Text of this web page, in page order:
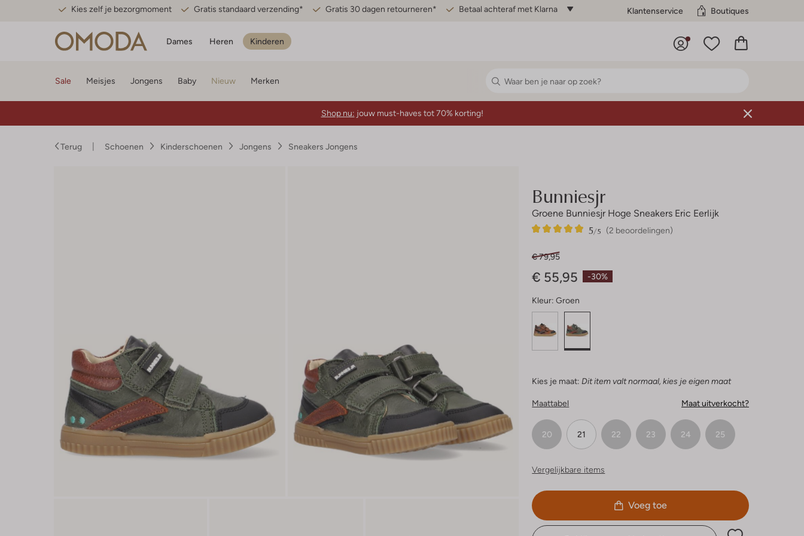
Kies zelf je bezorgmoment Gratis standaard verzending* Gratis 30 dagen retourneren* Betaal achteraf met Klarna Klantenservice Boutiques
Dames Heren Kinderen
Sale Meisjes Jongens Baby Nieuw Merken
Shop nu: jouw must-haves tot 70% korting!
Terug Schoenen Kinderschoenen Jongens Sneakers Jongens
Bunniesjr
Groene Bunniesjr Hoge Sneakers Eric Eerlijk
(2 beoordelingen)
5/5
2
5
-30%
€ 79,95
€ 55,95
Kleur: Groen
Kies je maat: Dit item valt normaal, kies je eigen maat
Maattabel Maat uitverkocht?
20 21 22 23 24 25
Vergelijkbare items
Voeg toe